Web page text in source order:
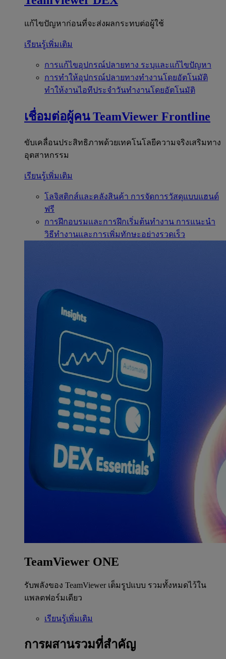
แก้ไขปัญหาก่อนที่จะส่งผลกระทบต่อผู้ใช้
เรียนรู้เพิ่มเติม
การแก้ไขอุปกรณ์ปลายทาง ระบุและแก้ไขปัญหา
การทำให้อุปกรณ์ปลายทางทำงานโดยอัตโนมัติ
ทำให้งานไอทีประจำวันทำงานโดยอัตโนมัติ
เชื่อมต่อผู้คน TeamViewer Frontline
ขับเคลื่อนประสิทธิภาพด้วยเทคโนโลยีความจริงเสริมทาง
อุตสาหกรรม
เรียนรู้เพิ่มเติม
โลจิสติกส์และคลังสินค้า การจัดการวัสดุแบบแฮนด์
ฟรี
การฝึกอบรมและการฝึกเริ่มต้นทำงาน การแนะนำ
วิธีทำงานและการเพิ่มทักษะอย่างรวดเร็ว
TeamViewer ONE
รับพลังของ TeamViewer เต็มรูปแบบ รวมทั้งหมดไว้ใน
แพลตฟอร์มเดียว
เรียนรู้เพิ่มเติม
การผสานรวมที่สำคัญ